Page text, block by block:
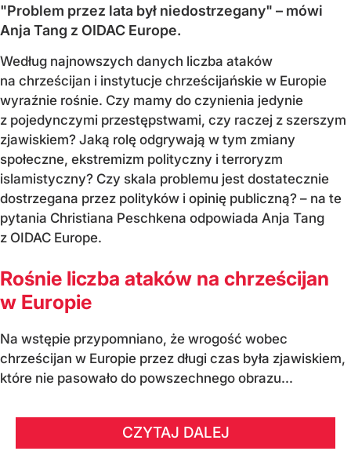
"Problem przez lata był niedostrzegany" – mówi
Anja Tang z OIDAC Europe.
Według najnowszych danych liczba ataków
na chrześcijan i instytucje chrześcijańskie w Europie
wyraźnie rośnie. Czy mamy do czynienia jedynie
z pojedynczymi przestępstwami, czy raczej z szerszym
zjawiskiem? Jaką rolę odgrywają w tym zmiany
społeczne, ekstremizm polityczny i terroryzm
islamistyczny? Czy skala problemu jest dostatecznie
dostrzegana przez polityków i opinię publiczną? – na te
pytania Christiana Peschkena odpowiada Anja Tang
z OIDAC Europe.
Rośnie liczba ataków na chrześcijan
w Europie
Na wstępie przypomniano, że wrogość wobec
chrześcijan w Europie przez długi czas była zjawiskiem,
które nie pasowało do powszechnego obrazu...
CZYTAJ DALEJ